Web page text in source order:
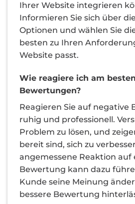
Ihrer Website integrieren
Informieren Sie sich über
Optionen und wählen Sie
besten zu Ihren
Website passt.
Wie reagiere ich am
Bewertungen?
Reagieren Sie auf negative
ruhig und professionell.
Problem zu lösen, und
bereit sind, sich zu
angemessene Reaktion auf
Bewertung kann dazu
Kunde seine Meinung
bessere Bewertung